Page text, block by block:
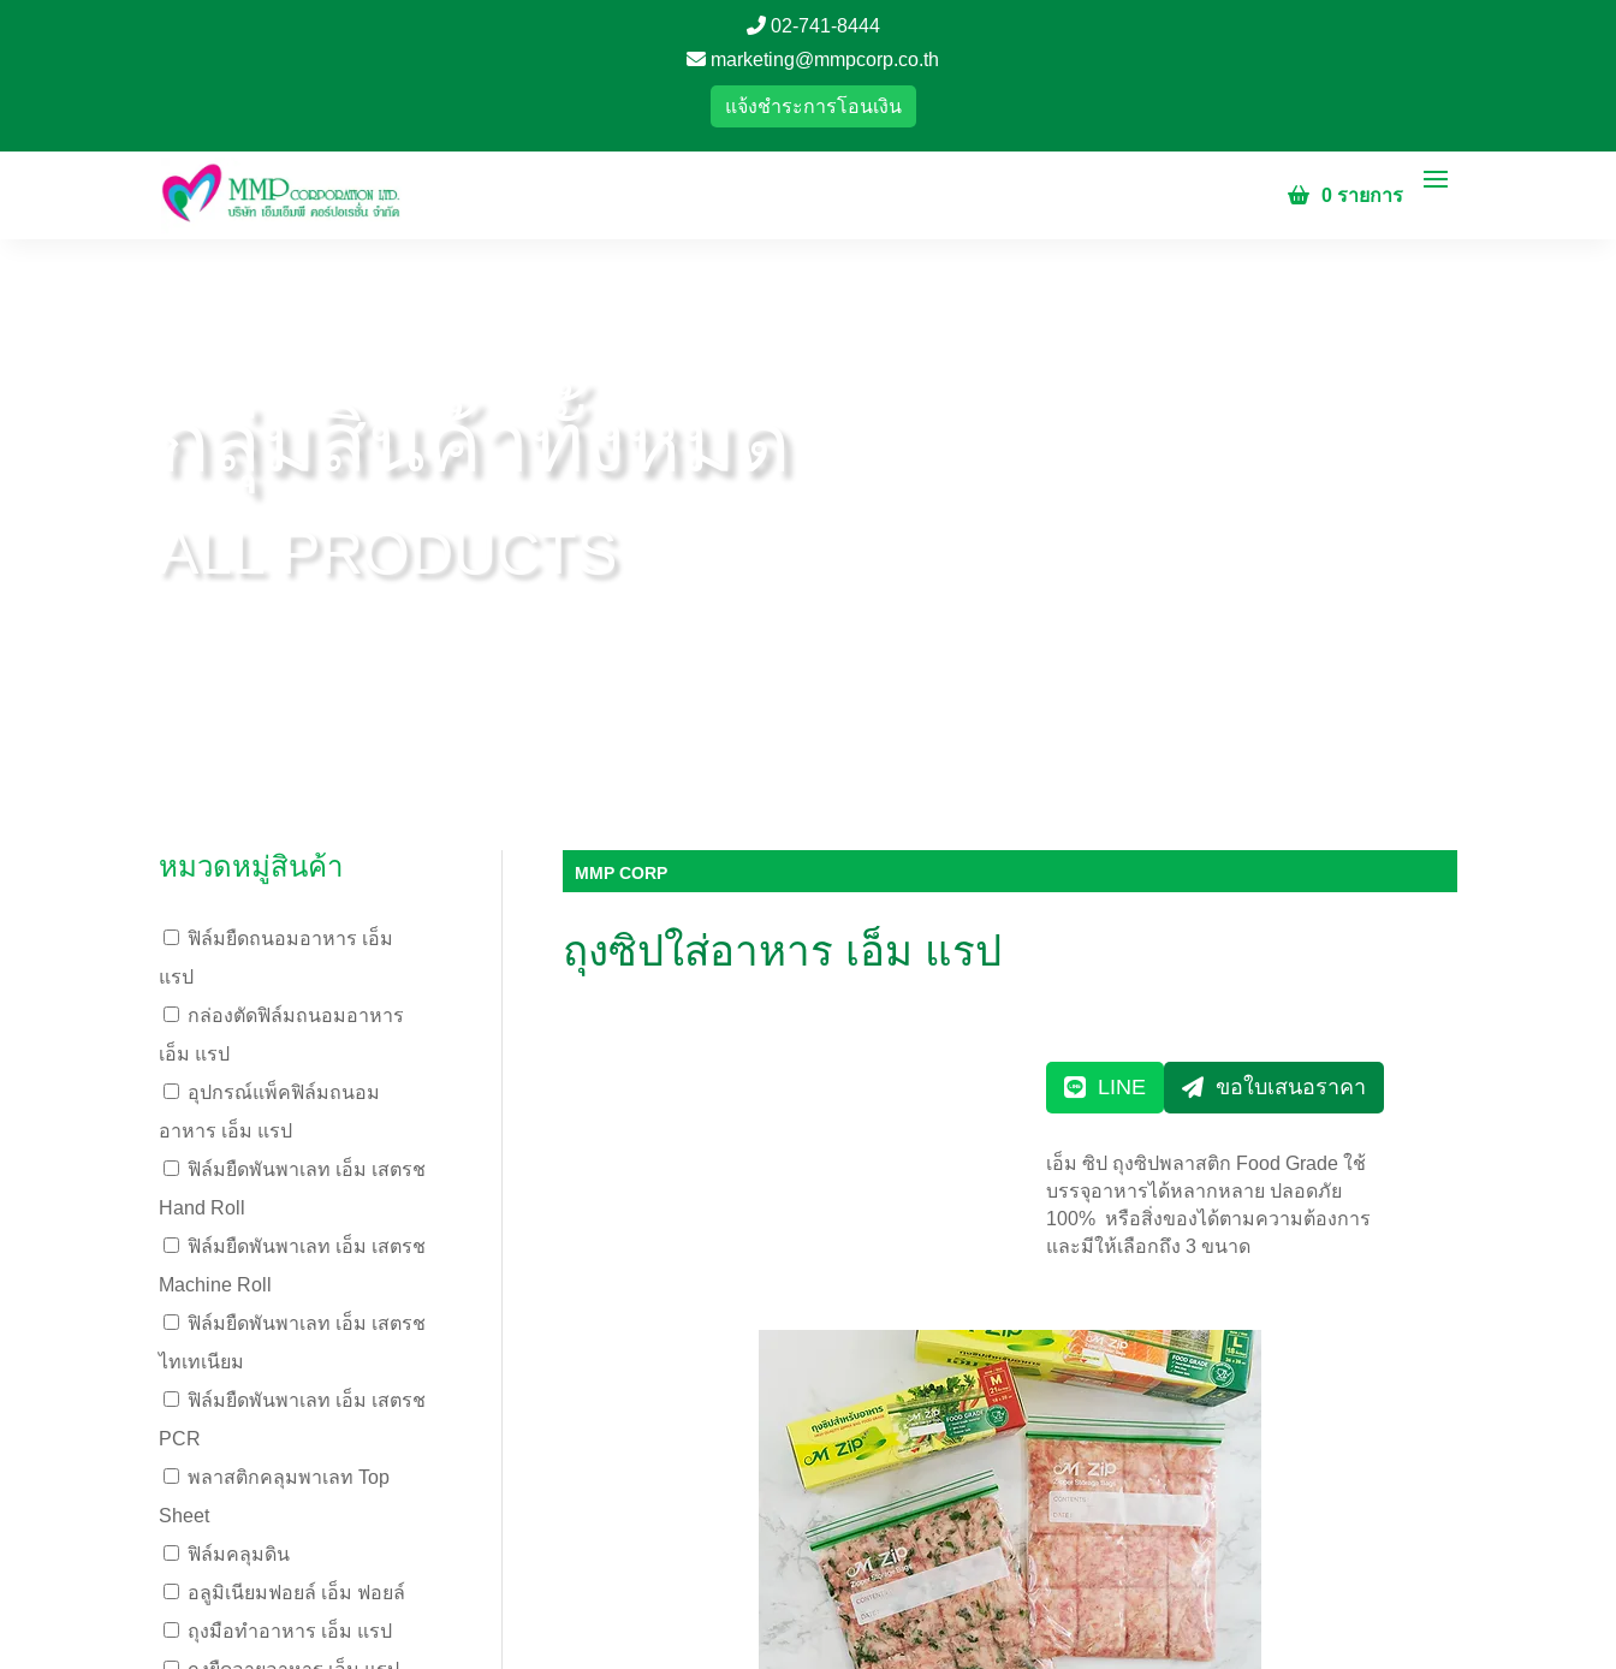
02-741-8444
marketing@mmpcorp.co.th
แจ้งชำระการโอนเงิน
0 รายการ
กลุ่มสินค้าทั้งหมด
ALL PRODUCTS
หมวดหมู่สินค้า
ฟิล์มยืดถนอมอาหาร เอ็ม
แรป
กล่องตัดฟิล์มถนอมอาหาร
เอ็ม แรป
อุปกรณ์แพ็คฟิล์มถนอม
อาหาร เอ็ม แรป
ฟิล์มยืดพันพาเลท เอ็ม เสตรช
Hand Roll
ฟิล์มยืดพันพาเลท เอ็ม เสตรช
Machine Roll
ฟิล์มยืดพันพาเลท เอ็ม เสตรช
ไทเทเนียม
ฟิล์มยืดพันพาเลท เอ็ม เสตรช
PCR
พลาสติกคลุมพาเลท Top
Sheet
ฟิล์มคลุมดิน
อลูมิเนียมฟอยล์ เอ็ม ฟอยล์
ถุงมือทำอาหาร เอ็ม แรป
MMP CORP
ถุงซิปใส่อาหาร เอ็ม แรป
LINE ขอใบเสนอราคา
เอ็ม ซิป ถุงซิปพลาสติก Food Grade ใช้
บรรจุอาหารได้หลากหลาย ปลอดภัย
100% หรือสิ่งของได้ตามความต้องการ
และมีให้เลือกถึง 3 ขนาด